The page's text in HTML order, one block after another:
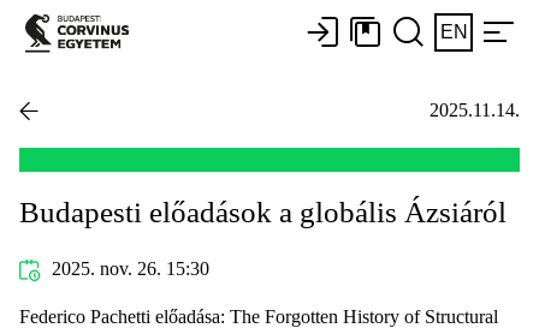
EN
2025.11.14.
Budapesti előadások a globális Ázsiáról
2025. nov. 26. 15:30
Federico Pachetti előadása: The Forgotten History of Structural